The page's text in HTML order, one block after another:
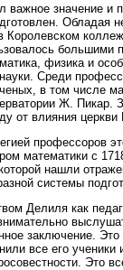
важное значение и
Обладая
Королевском
большими
физика и
Среди
в том числе
Ж. Пикар.
от влияния
профессоров
математики с
нашли
системы
Делиля как
заключение.
все его
Это